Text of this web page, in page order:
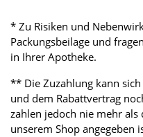
* Zu Risiken und
Packungsbeilage und
in Ihrer Apotheke.
** Die Zuzahlung kann
und dem Rabattvertrag
zahlen jedoch nie mehr
unserem Shop angegeben